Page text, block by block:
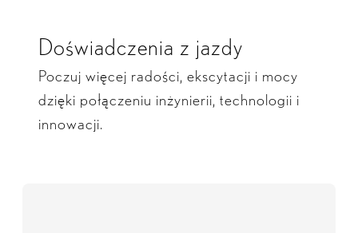
Doświadczenia z jazdy
Poczuj więcej radości, ekscytacji i mocy
dzięki połączeniu inżynierii, technologii i
innowacji.